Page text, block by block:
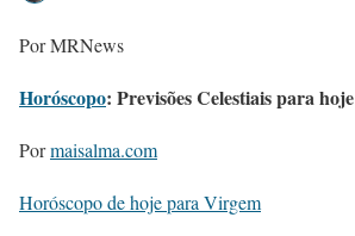
Por MRNews
Horóscopo: Previsões Celestiais para hoje
Pormaisalma.com
Horóscopo de hoje para Virgem